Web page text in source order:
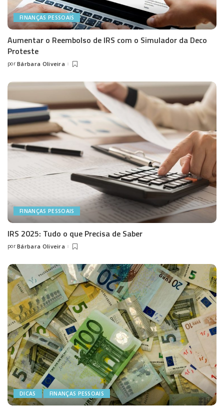
FINANÇAS PESSOAIS
Aumentar o Reembolso de IRS com o Simulador da Deco
Proteste
Posted
por Bárbara Oliveira
FINANÇAS PESSOAIS
IRS 2025: Tudo o que Precisa de Saber
Posted
por Bárbara Oliveira
DICAS FINANÇAS PESSOAIS